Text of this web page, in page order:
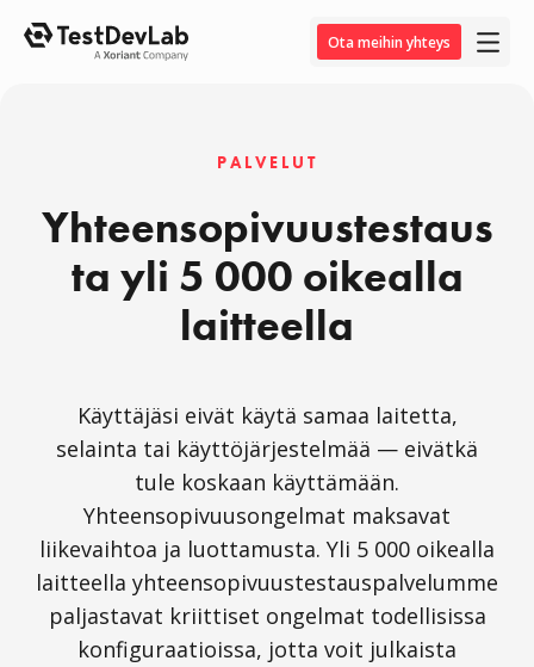
Ota meihin yhteys
PALVELUT
Yhteensopivuustestaus
ta yli 5 000 oikealla
laitteella
Käyttäjäsi eivät käytä samaa laitetta,
selainta tai käyttöjärjestelmää — eivätkä
tule koskaan käyttämään.
Yhteensopivuusongelmat maksavat
liikevaihtoa ja luottamusta. Yli 5 000 oikealla
laitteella yhteensopivuustestauspalvelumme
paljastavat kriittiset ongelmat todellisissa
konfiguraatioissa, jotta voit julkaista